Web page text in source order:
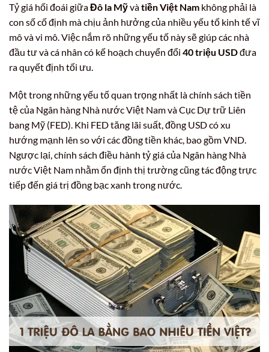
Tỷ giá hối đoái giữaĐô la Mỹvàtiền Việt Nam không phải là
con số cố định mà chịu ảnh hưởng của nhiều yếu tố kinh tế vĩ
mô và vi mô. Việc nắm rõ những yếu tố này sẽ giúp các nhà
đầu tư và cá nhân có kế hoạch chuyển đổi 40 triệu USDđưa
ra quyết định tối ưu.
Một trong những yếu tố quan trọng nhất là chính sách tiền
tệ của Ngân hàng Nhà nước Việt Nam và Cục Dự trữ Liên
bang Mỹ (FED). Khi FED tăng lãi suất, đồng USD có xu
hướng mạnh lên so với các đồng tiền khác, bao gồm VND.
Ngược lại, chính sách điều hành tỷ giá của Ngân hàng Nhà
nước Việt Nam nhằm ổn định thị trường cũng tác động trực
tiếp đến giá trị đồng bạc xanh trong nước.